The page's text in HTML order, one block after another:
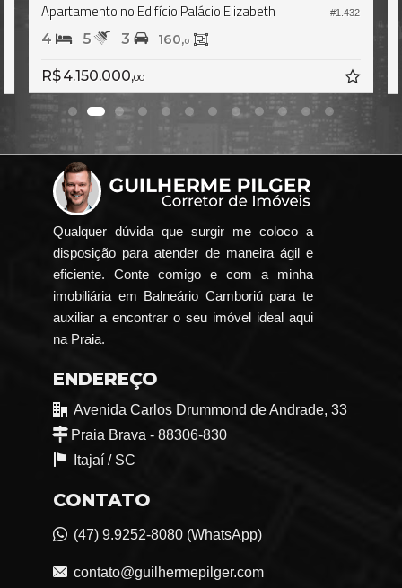
no Edifício Palácio Elizabeth
5 3 160,0
4.150.000,00 R$
Qualquer dúvida que surgir me coloco a
disposição para atender de maneira ágil e
eficiente. Conte comigo e com a minha
imobiliária em Balneário Camboriú para te
auxiliar a encontrar o seu imóvel ideal aqui
na Praia.
ENDEREÇO
Avenida Carlos Drummond de Andrade, 33
Praia Brava - 88306-830
Itajaí / SC
CONTATO
(47) 9.9252-8080 (WhatsApp)
contato@guilhermepilger.com